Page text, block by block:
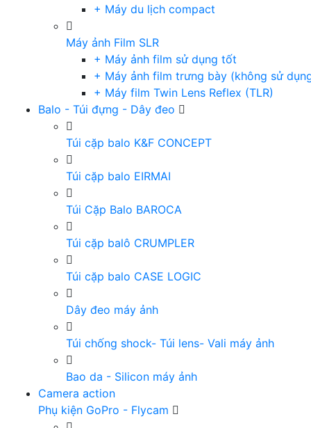
+ Máy du lịch compact
Máy ảnh Film SLR
+ Máy ảnh film sử dụng tốt
+ Máy ảnh film trưng bày (không sử
+ Máy film Twin Lens Reflex (TLR)
Balo - Túi đựng - Dây đeo
Túi cặp balo K&F CONCEPT
Túi cặp balo EIRMAI
Túi Cặp Balo BAROCA
Túi cặp balô CRUMPLER
Túi cặp balo CASE LOGIC
Dây đeo máy ảnh
Túi chống shock- Túi lens- Vali máy ảnh
Bao da - Silicon máy ảnh
Camera action
Phụ kiện GoPro - Flycam